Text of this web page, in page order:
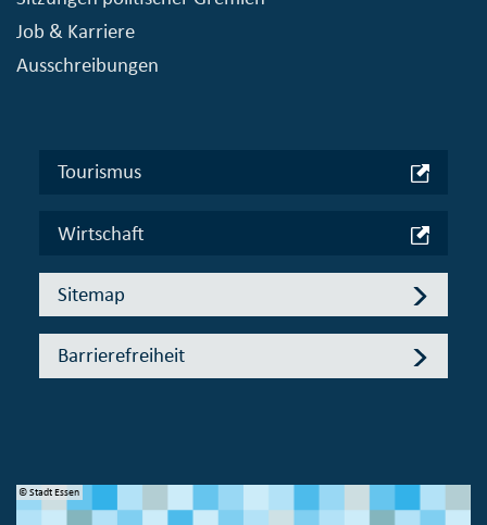
Job & Karriere
Ausschreibungen
Tourismus
Wirtschaft
Sitemap
Barrierefreiheit
© Stadt Essen